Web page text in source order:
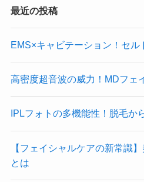
最近の投稿
EMS×キャビテーション！セ
高密度超音波の威力！MDフェ
IPLフォトの多機能性！脱毛か
【フェイシャルケアの新常識
とは